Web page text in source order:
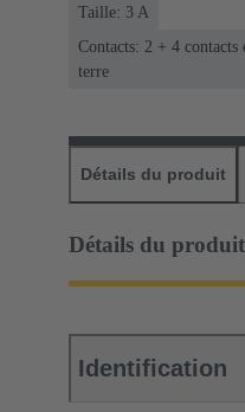
Taille: 3 A
Contacts: 2 + 4
terre
Détails du produit
Détails du produit
Identification